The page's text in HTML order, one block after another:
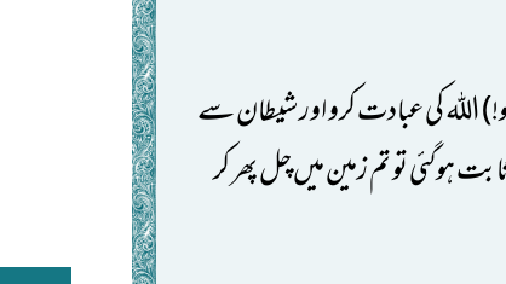
اللہ کی عبادت کرو اور شیطان سے
ہوگئی تو تم زمین میں چل پھر کر